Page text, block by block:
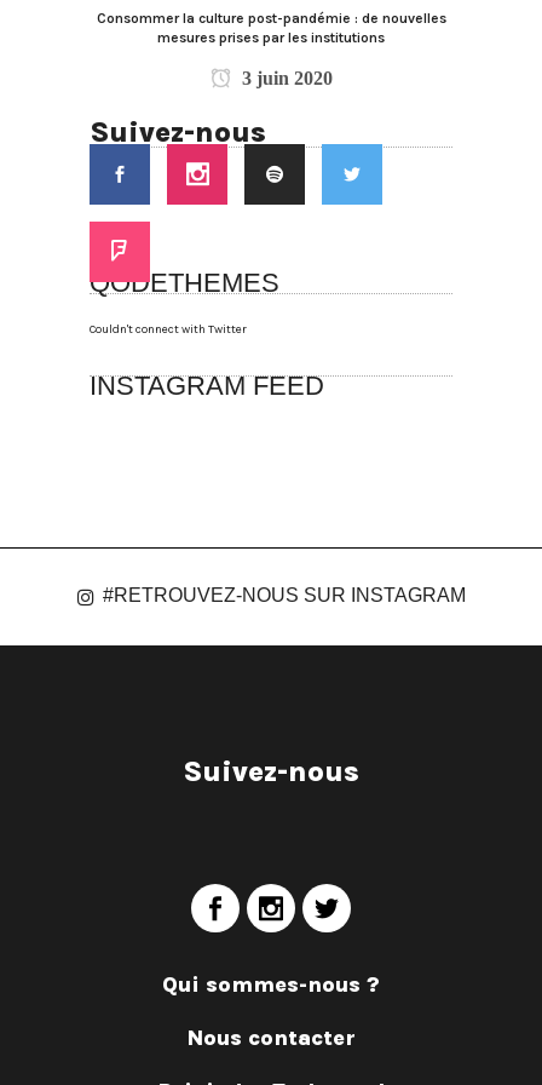
Consommer la culture post-pandémie : de nouvelles
mesures prises par les institutions
3 juin 2020
Suivez-nous
QODETHEMES
Couldn't connect with Twitter
INSTAGRAM FEED
#RETROUVEZ-NOUS SUR INSTAGRAM
Suivez-nous
Qui sommes-nous ?
Nous contacter